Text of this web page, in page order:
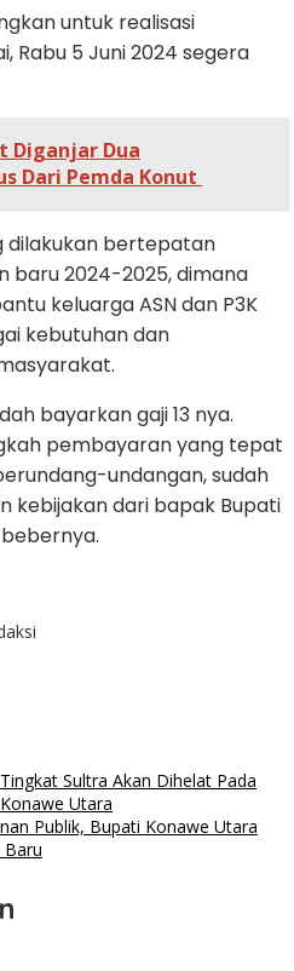
untuk realisasi
Rabu 5 Juni 2024 segera
Diganjar Dua
Dari Pemda Konut
dilakukan bertepatan
baru 2024-2025, dimana
keluarga ASN dan P3K
kebutuhan dan
bayarkan gaji 13 nya.
pembayaran yang tepat
undangan, sudah
kebijakan dari bapak Bupati
Sultra Akan Dihelat Pada
Utara
Publik, Bupati Konawe Utara
Baru